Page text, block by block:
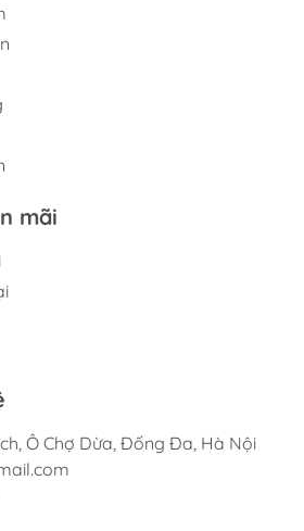
mãi
Ô Chợ Dừa, Đống Đa, Hà Nội